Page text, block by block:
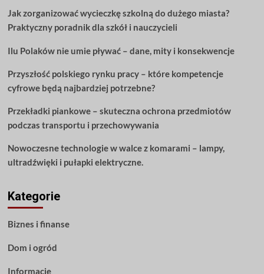
stylem
dzięki
poradom
mebli
Jak zorganizować wycieczkę szkolną do dużego miasta?
Praktyczny poradnik dla szkół i nauczycieli
Ilu Polaków nie umie pływać – dane, mity i konsekwencje
Przyszłość polskiego rynku pracy – które kompetencje
cyfrowe będą najbardziej potrzebne?
Przekładki piankowe – skuteczna ochrona przedmiotów
podczas transportu i przechowywania
Nowoczesne technologie w walce z komarami – lampy,
ultradźwięki i pułapki elektryczne.
Kategorie
Biznes i finanse
Dom i ogród
Informacje